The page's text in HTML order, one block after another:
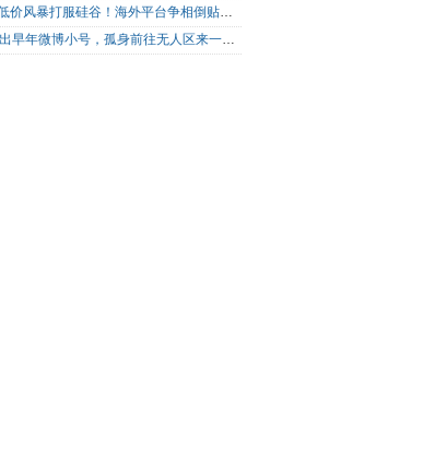
DeepSeek低价风暴打服硅谷！海外平台争相倒贴V4 Flash
梁文锋被扒出早年微博小号，孤身前往无人区来一场相当 deep 的 seek 旅行